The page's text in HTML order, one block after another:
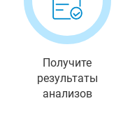
Получите
результаты
анализов